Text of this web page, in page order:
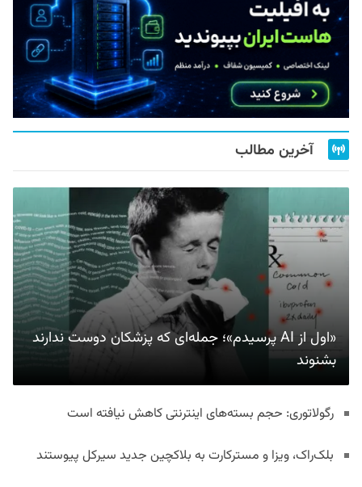
آخرین مطالب
«اول از AI پرسیدم»؛ جمله‌ای که پزشکان دوست ندارند
بشنوند
رگولاتوری: حجم بسته‌های اینترنتی کاهش نیافته است
بلک‌راک، ویزا و مسترکارت به بلاکچین جدید سیرکل پیوستند